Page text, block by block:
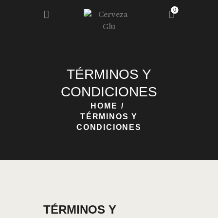
0
TÉRMINOS Y
CONDICIONES
HOME
TÉRMINOS Y
CONDICIONES
NOSOTROS
NUESTRA GLU
REGISTRO
TÉRMINOS Y